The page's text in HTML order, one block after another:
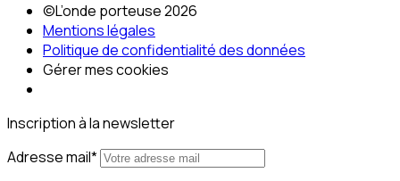
©L’onde porteuse 2026
Mentions légales
Politique de confidentialité des données
Gérer mes cookies
Inscription à la newsletter
Adresse mail*